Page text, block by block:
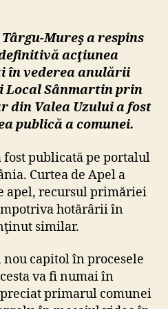
este
a
Mureş a respins
acţiunea
în vederea anulării
Sânmartin prin
Valea Uzului a fost
publică a comunei.
publicată pe portalul
Curtea de Apel a
apel, recursul primăriei
hotărârii în
similar.
nou capitol în procesele
va fi numai în
primarul comunei